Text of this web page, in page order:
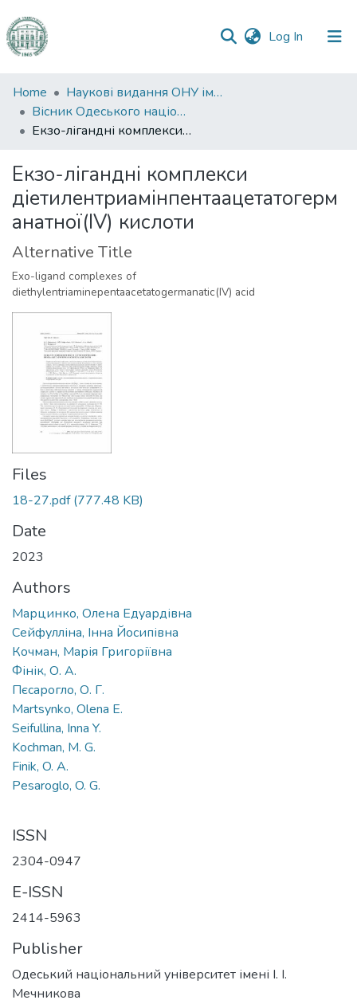
Log In (current)
Communities
&
Collections
Statistics
Home
Наукові видання ОНУ імені І. І. Мечникова
Вісник Одеського національного університету. Хімія
Екзо-лігандні комплекси діетилентриамінпентаацетатогерманатної(IV) кислоти
Екзо-лігандні комплекси
діетилентриамінпентаацетатогерм
анатної(IV) кислоти
Alternative Title
Exo-ligand complexes of
diethylentriaminepentaacetatogermanatic(IV) acid
Files
18-27.pdf(777.48 KB)
Date
2023
Authors
Марцинко, Олена Едуардівна
Сейфулліна, Інна Йосипівна
Кочман, Марія Григоріївна
Фінік, О. А.
Пєсарогло, О. Г.
Martsynko, Olena E.
Seifullina, Inna Y.
Kochman, M. G.
Finik, O. A.
Pesaroglo, O. G.
ISSN
2304-0947
E-ISSN
2414-5963
Publisher
Одеський національний університет імені І. І.
Мечникова